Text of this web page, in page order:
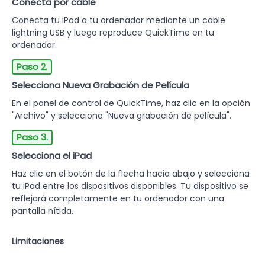
Conecta tu iPad a tu ordenador mediante un cable
lightning USB y luego reproduce QuickTime en tu
ordenador.
Paso 2.
Selecciona Nueva Grabación de Película
En el panel de control de QuickTime, haz clic en la opción
"Archivo" y selecciona "Nueva grabación de película".
Paso 3.
Selecciona el iPad
Haz clic en el botón de la flecha hacia abajo y selecciona
tu iPad entre los dispositivos disponibles. Tu dispositivo se
reflejará completamente en tu ordenador con una
pantalla nítida.
Limitaciones